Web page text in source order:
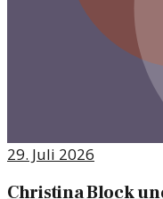
29. Juli 2026
Christina Block